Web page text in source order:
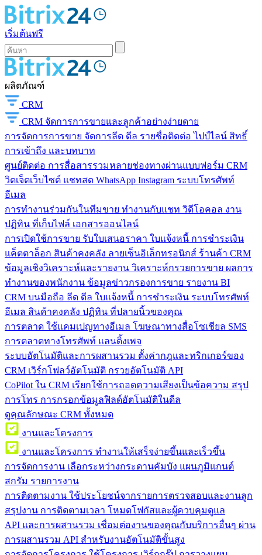
เริ่มต้นฟรี
ผลิตภัณฑ์
CRM
CRM จัดการการขายและลูกค้าอย่างง่ายดาย
การจัดการการขาย จัดการลีด ดีล รายชื่อติดต่อ ไปป์ไลน์ สิทธิ์
การเข้าถึง และบทบาท
ศูนย์ติดต่อ การสื่อสารรวมหลายช่องทางผ่านแบบฟอร์ม CRM
วิดเจ็ตเว็บไซต์ แชทสด WhatsApp Instagram ระบบโทรศัพท์
อีเมล
การทำงานร่วมกันในทีมขาย ทำงานกับแชท วิดีโอคอล งาน
ปฏิทิน ที่เก็บไฟล์ เอกสารออนไลน์
การเปิดใช้การขาย รับใบเสนอราคา ใบแจ้งหนี้ การชำระเงิน
แค็ตตาล็อก สินค้าคงคลัง ลายเซ็นอิเล็กทรอนิกส์ ร้านค้า CRM
ข้อมูลเชิงวิเคราะห์และรายงาน วิเคราะห์กรวยการขาย ผลการ
ทำงานของพนักงาน ข้อมูลข่าวกรองการขาย รายงาน BI
CRM บนมือถือ ลีด ดีล ใบแจ้งหนี้ การชำระเงิน ระบบโทรศัพท์
อีเมล สินค้าคงคลัง ปฏิทิน ที่ปลายนิ้วของคุณ
การตลาด ใช้แคมเปญทางอีเมล โฆษณาทางสื่อโซเชียล SMS
การตลาดทางโทรศัพท์ แลนดิ้งเพจ
ระบบอัตโนมัติและการผสานรวม ตั้งค่ากฎและทริกเกอร์ของ
CRM เวิร์กโฟลว์อัตโนมัติ กรวยอัตโนมัติ API
CoPilot ใน CRM เรียกใช้การถอดความเสียงเป็นข้อความ สรุป
การโทร การกรอกข้อมูลฟิลด์อัตโนมัติในดีล
ดูคุณลักษณะ CRM ทั้งหมด
งานและโครงการ
งานและโครงการ ทำงานให้เสร็จง่ายขึ้นและเร็วขึ้น
การจัดการงาน เลือกระหว่างกระดานคัมบัง แผนภูมิแกนต์
สกรัม รายการงาน
การติดตามงาน ใช้ประโยชน์จากรายการตรวจสอบและงานลูก
สรุปงาน การติดตามเวลา โหมดโฟกัสและผู้ควบคุมดูแล
API และการผสานรวม เชื่อมต่องานของคุณกับบริการอื่นๆ ผ่าน
การผสานรวม API สำหรับงานอัตโนมัติขั้นสูง